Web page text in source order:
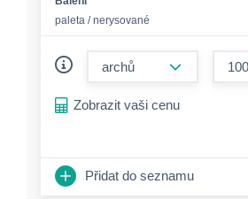
paleta / nerysované
Zobrazit vaši cenu
Přidat do seznamu